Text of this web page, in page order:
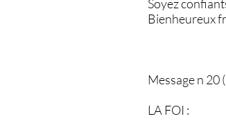
Soyez
Bienheureux
Message n 20
LA FOI :